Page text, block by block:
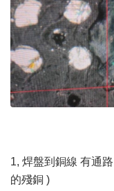
1, 焊盤到銅線 有通
的殘銅 )